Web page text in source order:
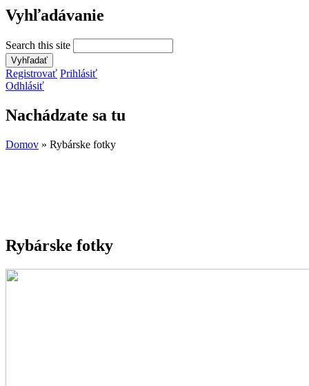
Vyhľadávanie
Search this site
Registrovať Prihlásiť
Odhlásiť
Nachádzate sa tu
Domov » Rybárske fotky
Rybárske fotky